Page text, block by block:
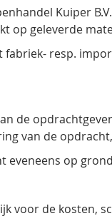
Kuiper
op geleverde
resp.
de
van de
eveneens op
voor de